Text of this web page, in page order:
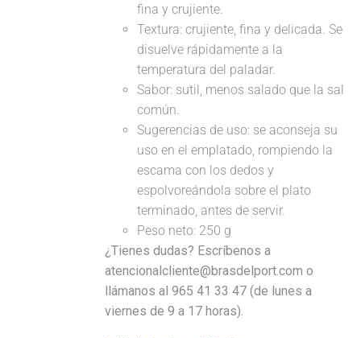
fina y crujiente.
Textura: crujiente, fina y delicada. Se
disuelve rápidamente a la
temperatura del paladar.
Sabor: sutil, menos salado que la sal
común.
Sugerencias de uso: se aconseja su
uso en el emplatado, rompiendo la
escama con los dedos y
espolvoreándola sobre el plato
terminado, antes de servir.
Peso neto: 250 g
¿Tienes dudas? Escríbenos a
atencionalcliente@brasdelport.com o
llámanos al 965 41 33 47 (de lunes a
viernes de 9 a 17 horas).